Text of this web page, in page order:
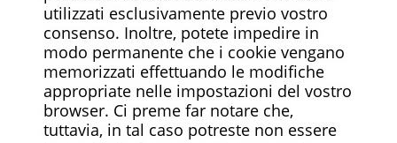
utilizzati esclusivamente previo vostro
consenso. Inoltre, potete impedire in
modo permanente che i cookie vengano
memorizzati effettuando le modifiche
appropriate nelle impostazioni del vostro
browser. Ci preme far notare che,
tuttavia, in tal caso potreste non essere